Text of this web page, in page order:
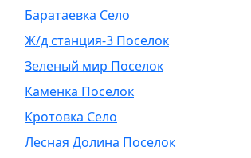
Баратаевка Село
Ж/д станция-3 Поселок
Зеленый мир Поселок
Каменка Поселок
Кротовка Село
Лесная Долина Поселок